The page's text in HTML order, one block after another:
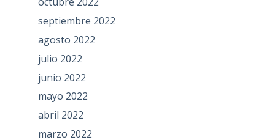
septiembre 2022
agosto 2022
julio 2022
junio 2022
mayo 2022
abril 2022
marzo 2022